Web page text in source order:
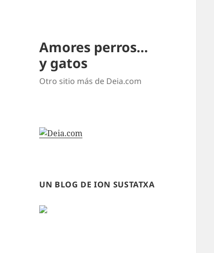
Amores perros…
y gatos
Otro sitio más de Deia.com
UN BLOG DE ION SUSTATXA